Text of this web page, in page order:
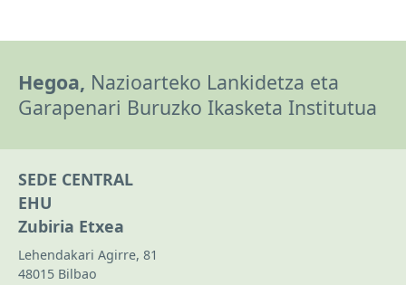
Hegoa, Nazioarteko Lankidetza eta
Garapenari Buruzko Ikasketa Institutua
SEDE CENTRAL
EHU
Zubiria Etxea
Lehendakari Agirre, 81
48015 Bilbao